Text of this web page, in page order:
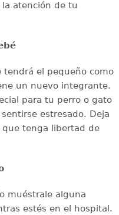
atención de tu
tendrá el pequeño como
un nuevo integrante.
para tu perro o gato
estresado. Deja
tenga libertad de
muéstrale alguna
estés en el hospital.